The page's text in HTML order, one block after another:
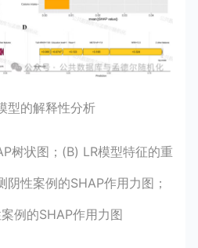
型的解释性分析
树状图；(B) LR模型特征的重
性案例的SHAP作用力图；
例的SHAP作用力图